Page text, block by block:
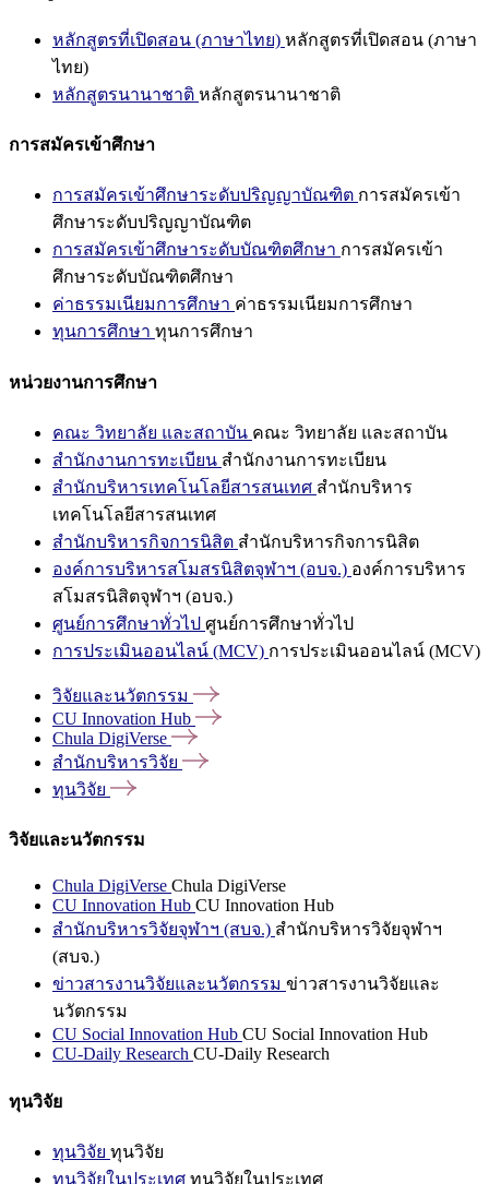
หลักสูตรที่เปิดสอน (ภาษาไทย) หลักสูตรที่เปิดสอน (ภาษา
ไทย)
หลักสูตรนานาชาติ หลักสูตรนานาชาติ
การสมัครเข้าศึกษา
การสมัครเข้าศึกษาระดับปริญญาบัณฑิต การสมัครเข้า
ศึกษาระดับปริญญาบัณฑิต
การสมัครเข้าศึกษาระดับบัณฑิตศึกษา การสมัครเข้า
ศึกษาระดับบัณฑิตศึกษา
ค่าธรรมเนียมการศึกษา ค่าธรรมเนียมการศึกษา
ทุนการศึกษา ทุนการศึกษา
หน่วยงานการศึกษา
คณะ วิทยาลัย และสถาบัน คณะ วิทยาลัย และสถาบัน
สำนักงานการทะเบียน สำนักงานการทะเบียน
สำนักบริหารเทคโนโลยีสารสนเทศ สำนักบริหาร
เทคโนโลยีสารสนเทศ
สำนักบริหารกิจการนิสิต สำนักบริหารกิจการนิสิต
องค์การบริหารสโมสรนิสิตจุฬาฯ (อบจ.) องค์การบริหาร
สโมสรนิสิตจุฬาฯ (อบจ.)
ศูนย์การศึกษาทั่วไป ศูนย์การศึกษาทั่วไป
การประเมินออนไลน์ (MCV) การประเมินออนไลน์ (MCV)
วิจัยและนวัตกรรม
CU Innovation Hub
Chula DigiVerse
สำนักบริหารวิจัย
ทุนวิจัย
วิจัยและนวัตกรรม
Chula DigiVerse Chula DigiVerse
CU Innovation Hub CU Innovation Hub
สำนักบริหารวิจัยจุฬาฯ (สบจ.) สำนักบริหารวิจัยจุฬาฯ
(สบจ.)
ข่าวสารงานวิจัยและนวัตกรรม ข่าวสารงานวิจัยและ
นวัตกรรม
CU Social Innovation Hub CU Social Innovation Hub
CU-Daily Research CU-Daily Research
ทุนวิจัย
ทุนวิจัย ทุนวิจัย
ทุนวิจัยในประเทศ ทุนวิจัยในประเทศ